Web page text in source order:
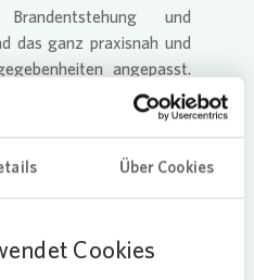
Über Cookies
Cookies
Brandentstehung und
das ganz praxisnah und
angepasst.
wartete der
Gruppen wurde der
Notrufs bis hin zur
mit dem Feuerlöscher.